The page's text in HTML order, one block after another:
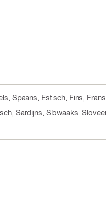
Spaans, Estisch, Fins,
Sardijns, Slowaaks,